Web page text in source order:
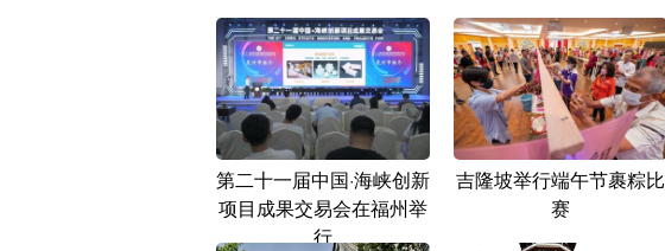
第二十一届中国·海峡创新
项目成果交易会在福州举
行
吉隆坡举行端午节裹粽比
赛